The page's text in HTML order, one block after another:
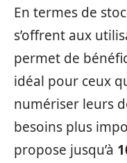
En termes de
s’offrent aux
permet de
idéal pour ceux
numériser leurs
besoins plus
propose jusqu’à